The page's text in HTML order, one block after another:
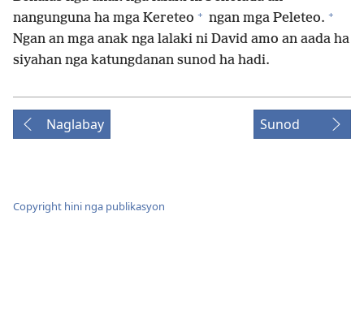
nangunguna ha mga Kereteo + ngan mga Peleteo. +
Ngan an mga anak nga lalaki ni David amo an aada ha
siyahan nga katungdanan sunod ha hadi.
Naglabay Sunod
Copyright hini nga publikasyon